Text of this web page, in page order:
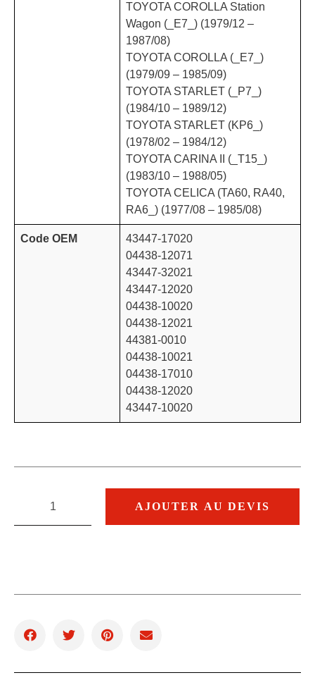
TOYOTA COROLLA Station
Wagon (_E7_) (1979/12 –
1987/08)
TOYOTA COROLLA (_E7_)
(1979/09 – 1985/09)
TOYOTA STARLET (_P7_)
(1984/10 – 1989/12)
TOYOTA STARLET (KP6_)
(1978/02 – 1984/12)
TOYOTA CARINA II (_T15_)
(1983/10 – 1988/05)
TOYOTA CELICA (TA60, RA40,
RA6_) (1977/08 – 1985/08)
Code OEM
43447-17020
04438-12071
43447-32021
43447-12020
04438-10020
04438-12021
44381-0010
04438-10021
04438-17010
04438-12020
43447-10020
AJOUTER AU DEVIS